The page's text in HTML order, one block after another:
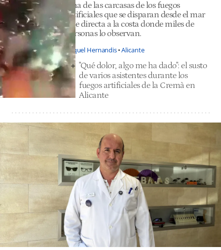
Una de las carcasas de los fuegos
artificiales que se disparan desde el mar
sale directa a la costa donde miles de
personas lo observan.
Miquel Hernandis Alicante
"Qué dolor, algo me ha dado": el susto
de varios asistentes durante los
fuegos artificiales de la Cremà en
Alicante